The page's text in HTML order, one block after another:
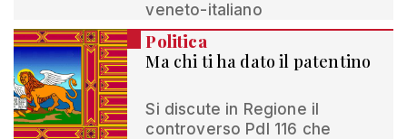
veneto-italiano
Politica
Ma chi ti ha dato il patentino
Si discute in Regione il
controverso Pdl 116 che